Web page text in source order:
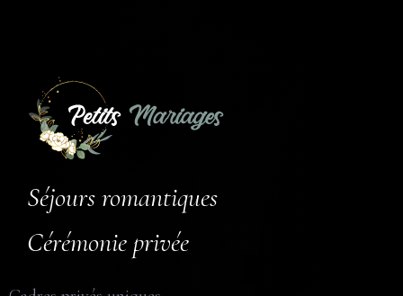
Séjours romantiques
Cérémonie privée